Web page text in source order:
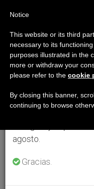
Aviso
Del 27 de julio al
anual, aprovechando
se generan menos
agosto.
Gracias.
Notice
This website or its third
necessary to its
purposes illustrated in the
more or withdraw your
please refer to the cookie
By closing this banner,
continuing to browse